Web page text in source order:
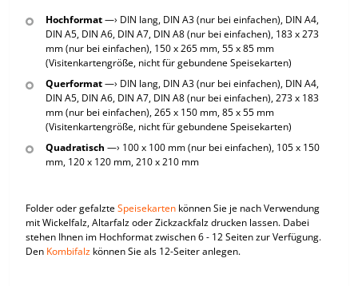
Hochformat—› DIN lang, DIN A3 (nur bei einfachen), DIN A4,
DIN A5, DIN A6, DIN A7, DIN A8 (nur bei einfachen), 183 x 273
mm (nur bei einfachen), 150 x 265 mm, 55 x 85 mm
(Visitenkartengröße, nicht für gebundene Speisekarten)
Querformat—› DIN lang, DIN A3 (nur bei einfachen), DIN A4,
DIN A5, DIN A6, DIN A7, DIN A8 (nur bei einfachen), 273 x 183
mm (nur bei einfachen), 265 x 150 mm, 85 x 55 mm
(Visitenkartengröße, nicht für gebundene Speisekarten)
Quadratisch —› 100 x 100 mm (nur bei einfachen), 105 x 150
mm, 120 x 120 mm, 210 x 210 mm
Folder oder gefalzteSpeisekarten können Sie je nach Verwendung
mit Wickelfalz, Altarfalz oder Zickzackfalz drucken lassen. Dabei
stehen Ihnen im Hochformat zwischen 6 - 12 Seiten zur Verfügung.
Den Kombifalz können Sie als 12-Seiter anlegen.